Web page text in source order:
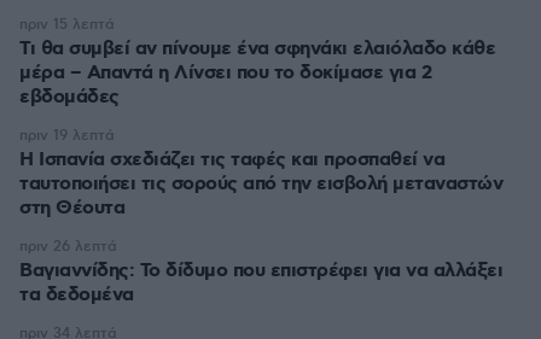
Τι θα συμβεί αν πίνουμε ένα σφηνάκι ελαιόλαδο κάθε
μέρα – Απαντά η Λίνσει που το δοκίμασε για 2
εβδομάδες
πριν 15 λεπτά
Η Ισπανία σχεδιάζει τις ταφές και προσπαθεί να
ταυτοποιήσει τις σορούς από την εισβολή μεταναστών
στη Θέουτα
πριν 19 λεπτά
Βαγιαννίδης: Το δίδυμο που επιστρέφει για να αλλάξει
τα δεδομένα
πριν 26 λεπτά
πριν 34 λεπτά